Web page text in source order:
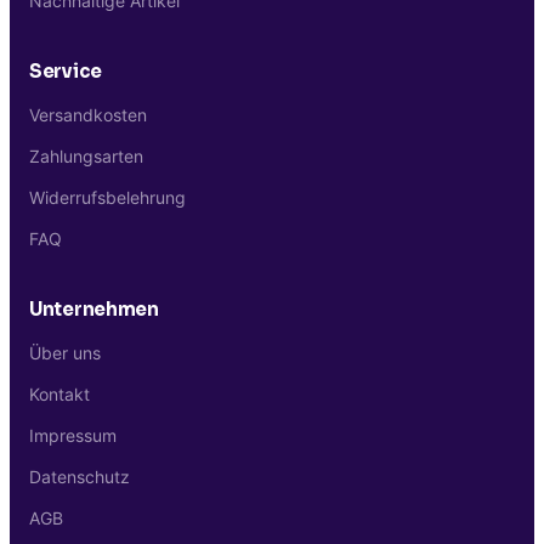
Service
Versandkosten
Zahlungsarten
Widerrufsbelehrung
FAQ
Unternehmen
Über uns
Kontakt
Impressum
Datenschutz
AGB